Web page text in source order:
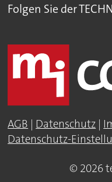
Folgen Sie der
AGB | Datenschutz |
Datenschutz-
© 2026